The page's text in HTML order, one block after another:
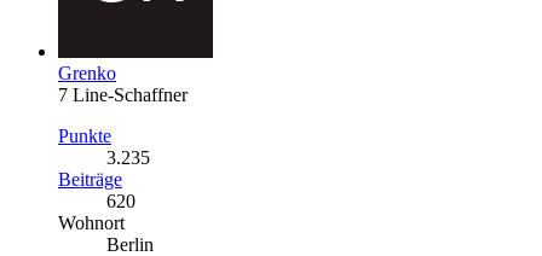
Grenko
7 Line-Schaffner
Punkte
3.235
Beiträge
620
Wohnort
Berlin